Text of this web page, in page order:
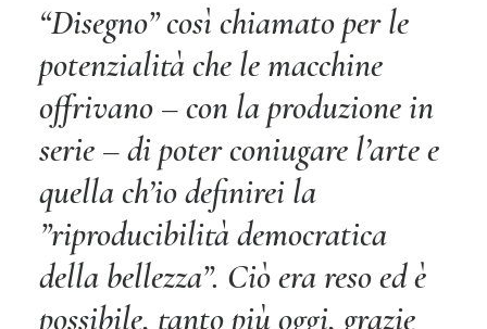
“Disegno” così chiamato per le
potenzialità che le macchine
offrivano – con la produzione in
serie – di poter coniugare l’arte e
quella ch’io definirei la
”riproducibilità democratica
della bellezza”. Ciò era reso ed è
possibile, tanto più oggi, grazie